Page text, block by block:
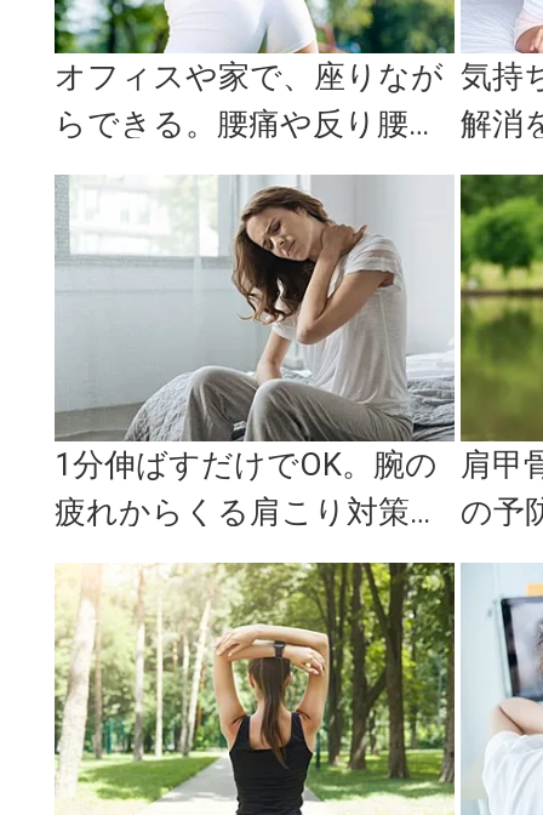
オフィスや家で、座りなが
らできる。腰痛や反り腰改
善に期待ができる「背中の
ストレッ...
気持
解消
る 「
1分伸ばすだけでOK。腕の
疲れからくる肩こり対策
「腕と掌のストレッチ」
肩甲
の予
ップ
エク